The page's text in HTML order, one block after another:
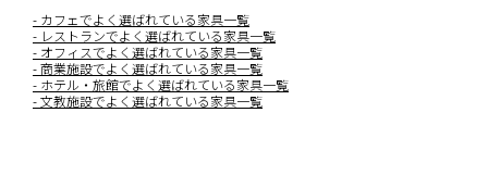
カフェでよく選ばれている家具一覧
レストランでよく選ばれている家具一覧
オフィスでよく選ばれている家具一覧
商業施設でよく選ばれている家具一覧
ホテル・旅館でよく選ばれている家具一覧
文教施設でよく選ばれている家具一覧